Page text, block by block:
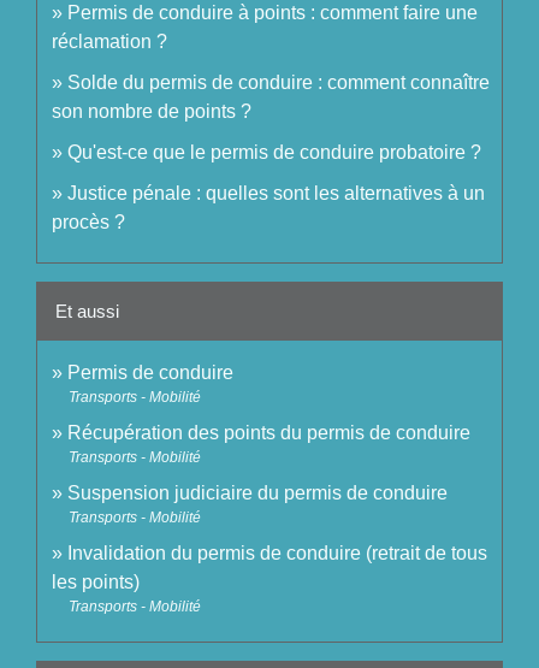
Permis de conduire à points : comment faire une
réclamation ?
Solde du permis de conduire : comment connaître
son nombre de points ?
Qu'est-ce que le permis de conduire probatoire ?
Justice pénale : quelles sont les alternatives à un
procès ?
Et aussi
Permis de conduire
Transports - Mobilité
Récupération des points du permis de conduire
Transports - Mobilité
Suspension judiciaire du permis de conduire
Transports - Mobilité
Invalidation du permis de conduire (retrait de tous
les points)
Transports - Mobilité